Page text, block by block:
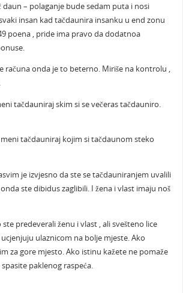
– polaganje bude sedam puta i nosi
insan kad tačdaunira insanku u end zonu
poena , pride ima pravo da dodatnoa
računa onda je to beterno. Miriše na kontrolu ,
tačdauniraj skim si se večeras tačdauniro.
tačdauniraj kojim si tačdaunom steko
je izvjesno da ste se tačdauniranjem uvalili
ste dibidus zaglibili. I žena i vlast imaju noš
predeverali ženu i vlast , ali svešteno lice
ulaznicom na bolje mjeste. Ako
za gore mjesto. Ako istinu kažete ne pomaže
paklenog raspeća.